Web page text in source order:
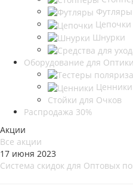
Футляры
Цепочки
Шнурки
Оборудование для Оптики
Ценники
Стойки для Очков
Распродажа 30%
Акции
Все акции
17 июня 2023
Система скидок для Оптовых